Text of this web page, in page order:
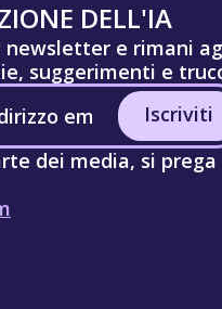
DELL'IA
e rimani
suggerimenti e
Iscriviti
dei media, si prega